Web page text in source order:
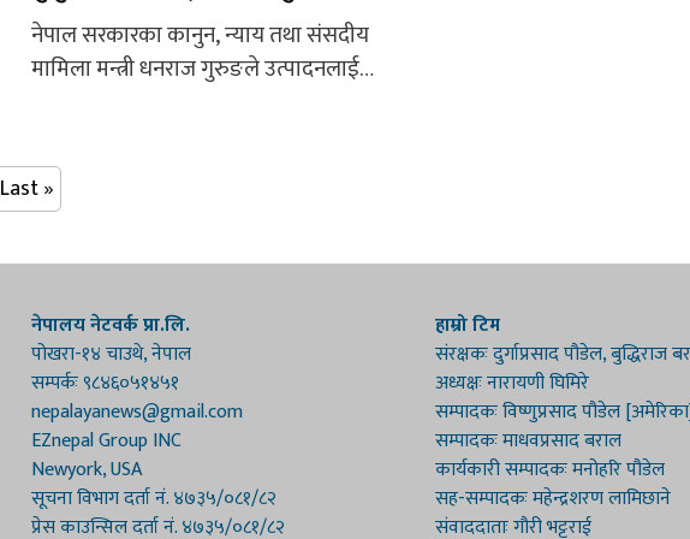
नेपाल सरकारका कानुन, न्याय तथा संसदीय
मामिला मन्त्री धनराज गुरुङले उत्पादनलाई
विकास महिला संघ (टेवान) ले आयोजना गरेको
तीज सांस्कृतिक महोत्सवको पोखरामा उद्घाटन
मनाउने तरिका बद्लिएको र परिस्कृत ढंगबाट
तीज मनाउने प्रयास टेवानले गरेको उनको भनाई...
Last »
नेपालय नेटवर्क प्रा.लि.
पोखरा-१४ चाउथे, नेपाल
सम्पर्कः ९८४६०५१४५१
nepalayanews@gmail.com
EZnepal Group INC
Newyork, USA
सूचना विभाग दर्ता नं. ४७३५/०८१/८२
प्रेस काउन्सिल दर्ता नं. ४७३५/०८१/८२
हाम्रो टिम
संरक्षकः दुर्गाप्रसाद पौडेल, बुद्धिराज
अध्यक्षः नारायणी घिमिरे
सम्पादकः विष्णुप्रसाद पौडेल
सम्पादकः माधवप्रसाद बराल
कार्यकारी सम्पादकः मनोहरि पौडेल
सह-सम्पादकः महेन्द्रशरण लामिछाने
संवाददाताः गौरी भट्टराई